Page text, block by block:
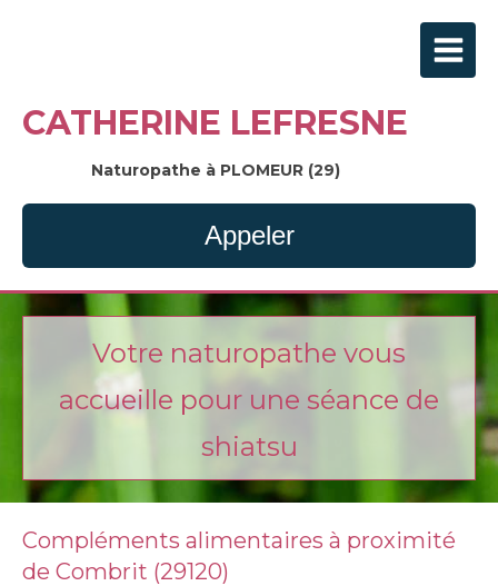
CATHERINE LEFRESNE
Naturopathe à PLOMEUR (29)
Appeler
Votre naturopathe vous
accueille pour une séance de
shiatsu
Compléments alimentaires à proximité
de Combrit (29120)